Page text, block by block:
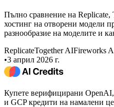
Пълно сравнение на Replicate,
хостинг на отворени модели
разнообразие на моделите и
ReplicateTogether AIFireworks
•3 април 2026 г.
Купете верифицирани
и GCP кредити на намалени